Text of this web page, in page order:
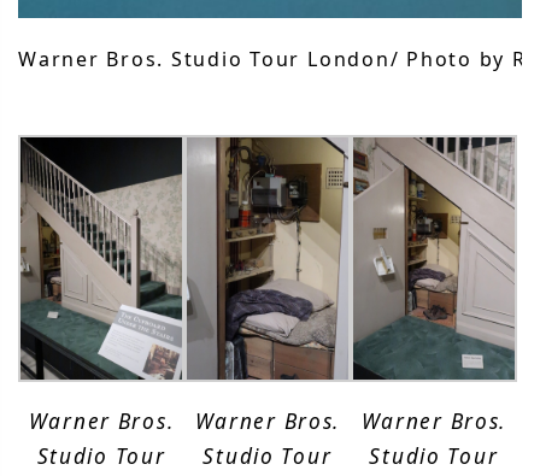
Warner Bros. Studio Tour London/ Photo by
Warner Bros.
Studio Tour
Warner Bros.
Studio Tour
Warner Bros.
Studio Tour